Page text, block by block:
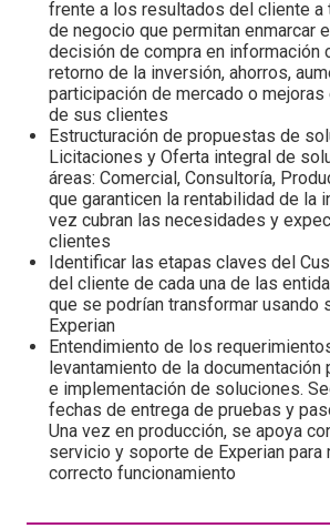
frente a los resultados del cliente a
de negocio que permitan enmarcar
decisión de compra en información
retorno de la inversión, ahorros,
participación de mercado o
de sus clientes
Estructuración de propuestas de
Licitaciones y Oferta integral de
áreas: Comercial, Consultoría,
que garanticen la rentabilidad de la
vez cubran las necesidades y
clientes
Identificar las etapas claves del
del cliente de cada una de las
que se podrían transformar usando
Experian
Entendimiento de los
levantamiento de la documentación
e implementación de soluciones.
fechas de entrega de pruebas y
Una vez en producción, se apoya
servicio y soporte de Experian para
correcto funcionamiento